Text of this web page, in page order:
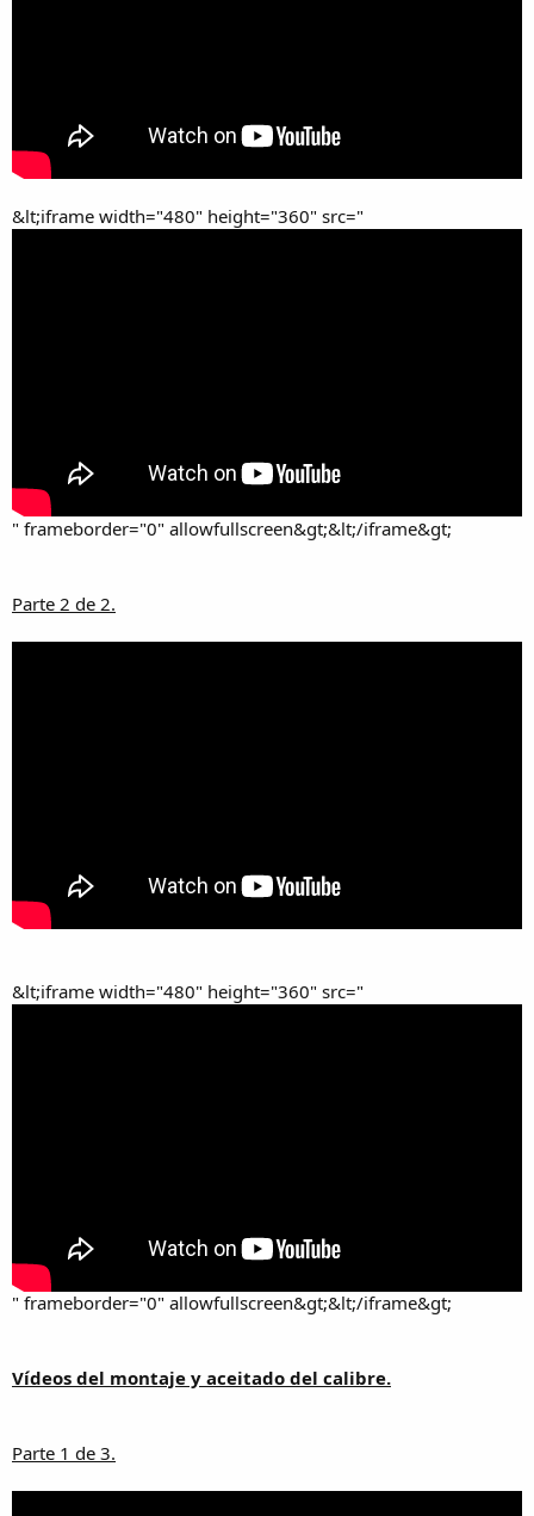
&lt;iframe width="480" height="360" src="
" frameborder="0" allowfullscreen&gt;&lt;/iframe&gt;
Parte 2 de 2.
&lt;iframe width="480" height="360" src="
" frameborder="0" allowfullscreen&gt;&lt;/iframe&gt;
Vídeos del montaje y aceitado del calibre.
Parte 1 de 3.